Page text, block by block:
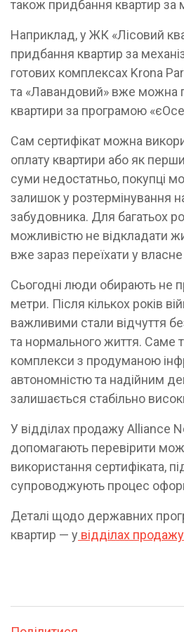
також придбання квартир
Наприклад, у ЖК «Лісовий
придбання квартир за
готових комплексах Krona
та «Лавандовий» вже можна
квартири за програмою
Сам сертифікат можна
оплату квартири або як
суми недостатньо, покупці
залишок у розтермінування
забудовника. Для багатьох
можливістю не відкладати
вже зараз переїхати у
Сьогодні люди обирають не
метри. Після кількох років
важливими стали відчуття
та нормального життя. Саме
комплекси з продуманою
автономністю та надійним
залишається стабільно
У відділах продажу Alliance
допомагають перевірити
використання сертифіката,
супроводжують процес
Деталі щодо державних
квартир — у відділах